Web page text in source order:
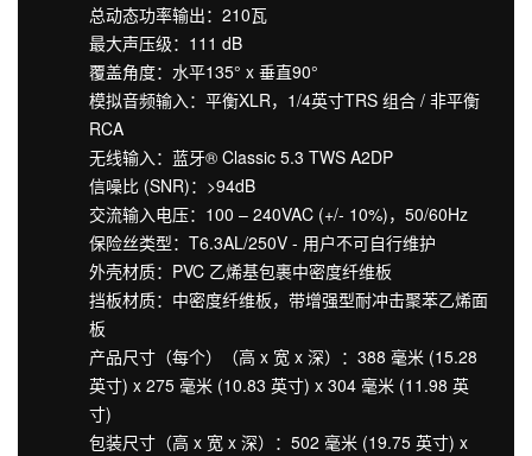
总动态功率输出：210瓦
最大声压级：111 dB
覆盖角度：水平135° x 垂直90°
模拟音频输入：平衡XLR，1/4英寸TRS 组合 / 非平衡
RCA
无线输入：蓝牙® Classic 5.3 TWS A2DP
信噪比 (SNR)：>94dB
交流输入电压：100 – 240VAC (+/- 10%)，50/60Hz
保险丝类型：T6.3AL/250V - 用户不可自行维护
外壳材质：PVC 乙烯基包裹中密度纤维板
挡板材质：中密度纤维板，带增强型耐冲击聚苯乙烯面
板
产品尺寸（每个）（高 x 宽 x 深）：388 毫米 (15.28
英寸) x 275 毫米 (10.83 英寸) x 304 毫米 (11.98 英
寸)
包装尺寸（高 x 宽 x 深）：502 毫米 (19.75 英寸) x